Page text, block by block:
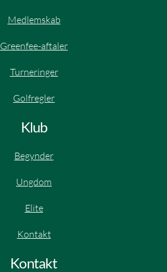
Medlemskab
Greenfee-aftaler
Turneringer
Golfregler
Klub
Begynder
Ungdom
Elite​
Kontakt
Kontakt